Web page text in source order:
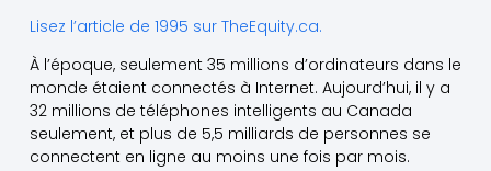
Lisez l’article de 1995 sur TheEquity.ca.
À l’époque, seulement 35 millions d’ordinateurs dans le
monde étaient connectés à Internet. Aujourd’hui, il y a
32 millions de téléphones intelligents au Canada
seulement, et plus de 5,5 milliards de personnes se
connectent en ligne au moins une fois par mois.